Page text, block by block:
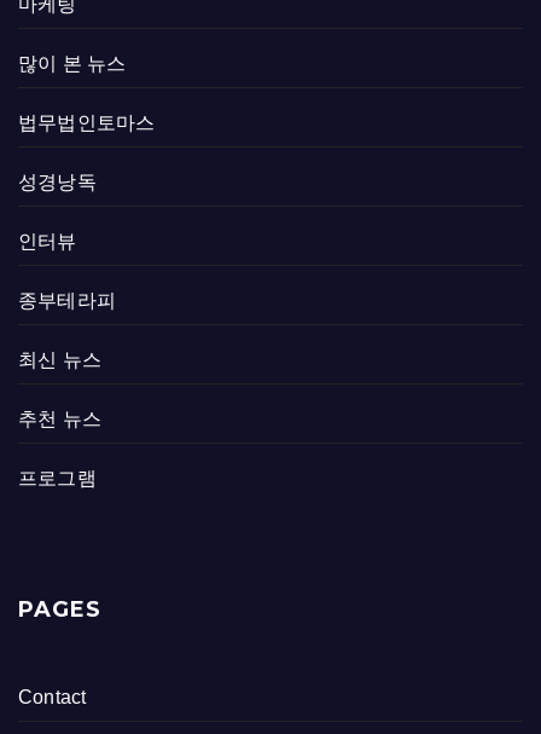
많이 본 뉴스
법무법인토마스
성경낭독
인터뷰
종부테라피
최신 뉴스
추천 뉴스
프로그램
PAGES
Contact